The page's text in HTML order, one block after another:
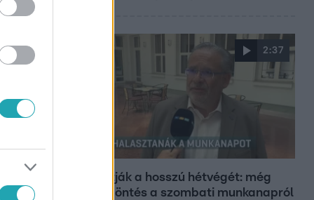
2:37
Átírhatják a hosszú hétvégét: még
nincs döntés a szombati munkanapról